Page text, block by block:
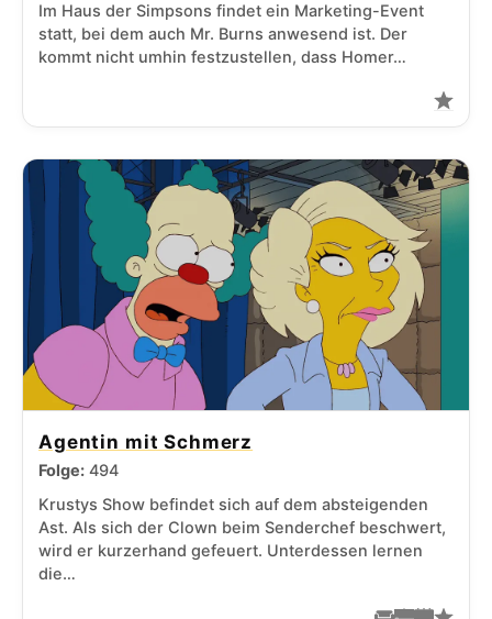
Im Haus der Simpsons findet ein Marketing-Event
statt, bei dem auch Mr. Burns anwesend ist. Der
kommt nicht umhin festzustellen, dass Homer…
Agentin mit Schmerz
Folge: 494
Krustys Show befindet sich auf dem absteigenden
Ast. Als sich der Clown beim Senderchef beschwert,
wird er kurzerhand gefeuert. Unterdessen lernen
die…